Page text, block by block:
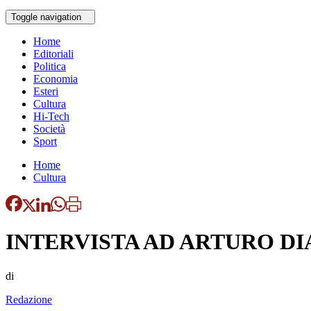
Toggle navigation
Home
Editoriali
Politica
Economia
Esteri
Cultura
Hi-Tech
Società
Sport
Home
Cultura
INTERVISTA AD ARTURO
di
Redazione